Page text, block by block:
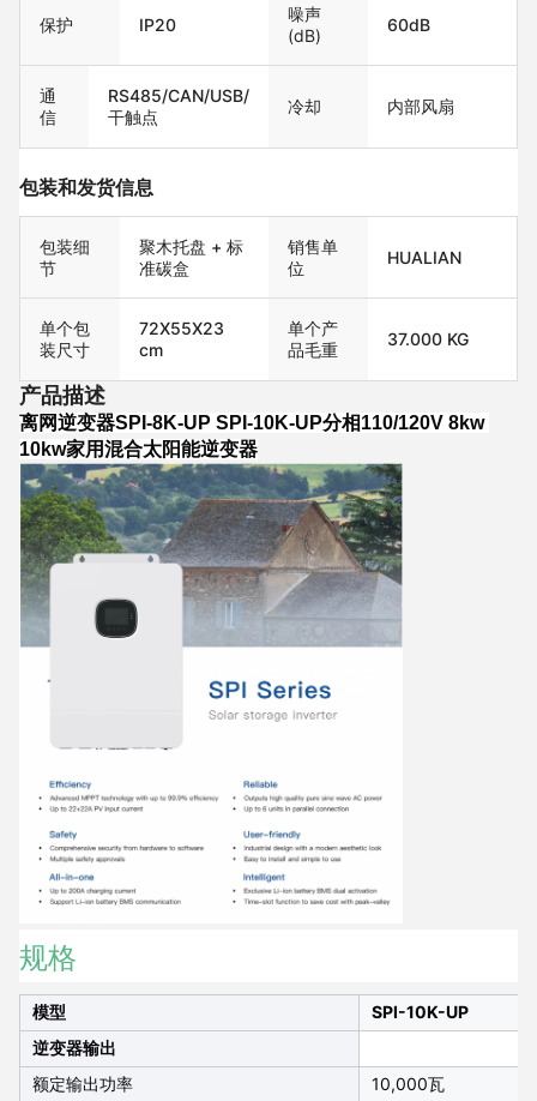
保护 IP20
噪声
(dB)
60dB
通
信
RS485/CAN/USB/
干触点
冷却 内部风扇
包装和发货信息
包装细
节
聚木托盘 + 标
准碳盒
销售单
位
HUALIAN
单个包
装尺寸
72X55X23
cm
单个产
品毛重
37.000 KG
产品描述
离网逆变器SPI-8K-UP SPI-10K-UP分相110/120V 8kw
10kw家用混合太阳能逆变器
规格
模型
SPI-10K-UP
逆变器输出
额定输出功率
10,000瓦